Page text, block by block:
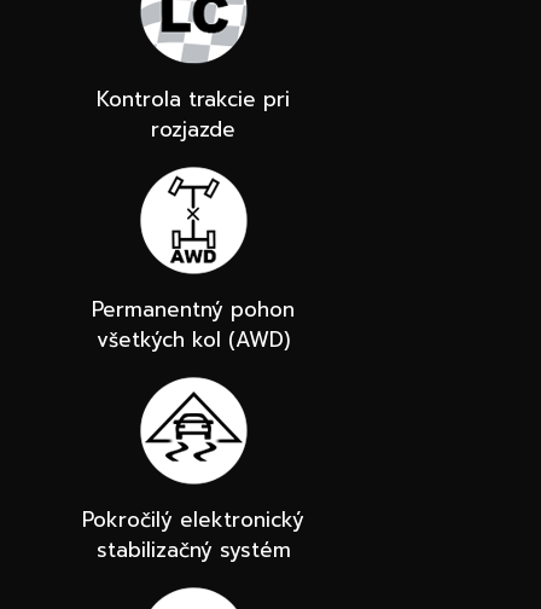
Kontrola trakcie pri
rozjazde
Permanentný pohon
všetkých kol (AWD)
Pokročilý elektronický
stabilizačný systém